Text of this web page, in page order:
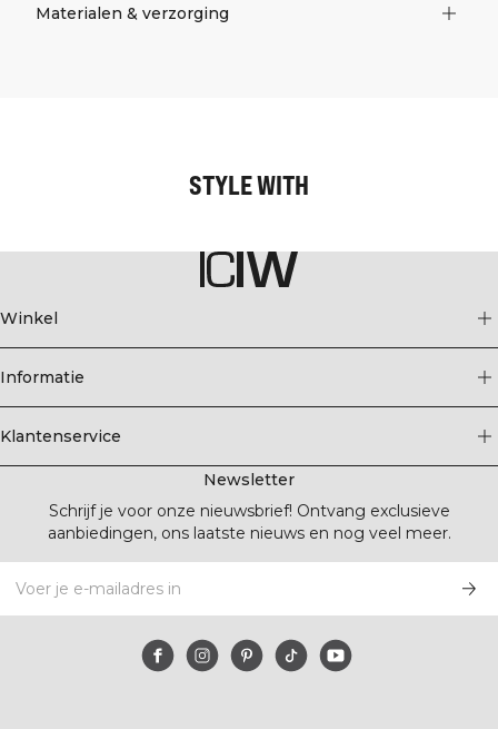
Materialen & verzorging
STYLE WITH
Winkel
Informatie
Klantenservice
Newsletter
Schrijf je voor onze nieuwsbrief! Ontvang exclusieve
aanbiedingen, ons laatste nieuws en nog veel meer.